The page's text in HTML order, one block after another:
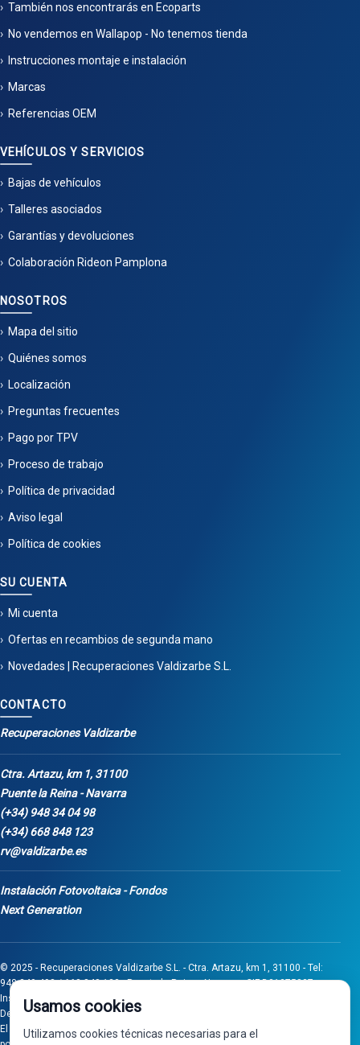
También nos encontrarás en Ecoparts
No vendemos en Wallapop - No tenemos tienda
Instrucciones montaje e instalación
Marcas
Referencias OEM
VEHÍCULOS Y SERVICIOS
Bajas de vehículos
Talleres asociados
Garantías y devoluciones
Colaboración Rideon Pamplona
NOSOTROS
Mapa del sitio
Quiénes somos
Localización
Preguntas frecuentes
Pago por TPV
Proceso de trabajo
Política de privacidad
Aviso legal
Política de cookies
SU CUENTA
Mi cuenta
Ofertas en recambios de segunda mano
Novedades | Recuperaciones Valdizarbe S.L.
CONTACTO
Recuperaciones Valdizarbe
Ctra. Artazu, km 1, 31100
Puente la Reina - Navarra
(+34) 948 34 04 98
(+34) 668 848 123
rv@valdizarbe.es
Instalación Fotovoltaica - Fondos
Next Generation
© 2025 - Recuperaciones Valdizarbe S.L. - Ctra. Artazu, km 1, 31100 - Tel:
948 340 498 / 668 848 123 - Puente la Reina - Navarra - CIF B31275837.
Inscrita en el Registro Mercantil de Navarra, Tomo 32, Folio 75, Hoja 525.
Desarrollado porSeintosoft
El proyecto de inversión "0011-0558-2024-000008" ha sido subvencionado
Usamos cookies
Utilizamos cookies técnicas necesarias para el